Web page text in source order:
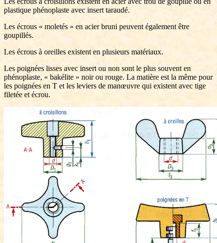
plastique phénoplaste avec insert taraudé.
Les écrous « moletés » en acier bruni peuvent également être
goupillés.
Les écrous à oreilles existent en plusieurs matériaux.
Les poignées lisses avec insert ou non sont le plus souvent en
phénoplaste, « bakélite » noir ou rouge. La matière est la même pour
les poignées en T et les leviers de manœuvre qui existent avec tige
filetée et écrou.